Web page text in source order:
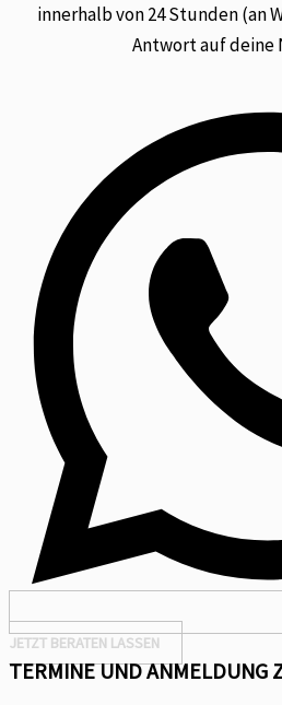
innerhalb von 24 Stunden (an
Antwort auf deine
JETZT BERATEN LASSEN
TERMINE UND ANMELDUNG